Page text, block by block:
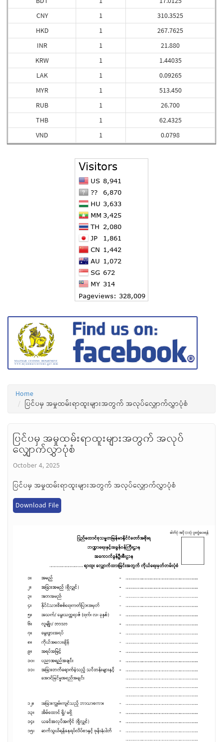
CNY
HKD
INR
KRW
LAK
MYR
RUB
THB
VND
1
1
1
1
1
1
1
1
1
310.3525
267.7625
21.880
1.44035
0.09265
513.450
26.700
62.4325
0.0798
Home
ပြင်ပမှ အမှုထမ်းရာထူးများအတွက် အလုပ်လျှောက်လွှာပုံစံ
ပြင်ပမှ အမှုထမ်းရာထူးများအတွက် အလုပ်
လျှောက်လွှာပုံစံ
October 4, 2025
ပြင်ပမှ အမှုထမ်းရာထူးများအတွက် အလုပ်လျှောက်လွှာပုံစံ
Download File